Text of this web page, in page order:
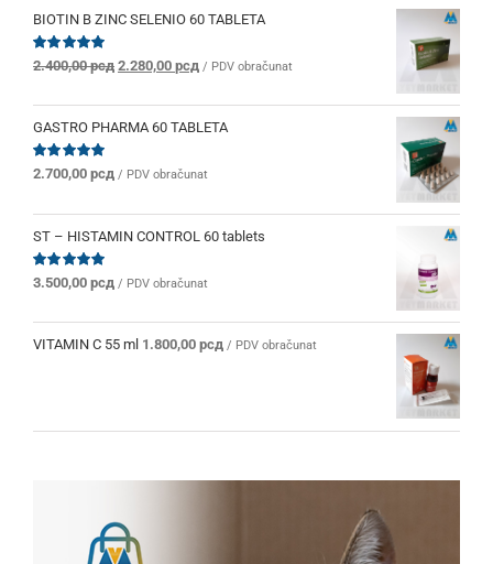
BIOTIN B ZINC SELENIO 60 TABLETA
Ocenjeno
od 5
2.400,00рсд Originalna
je
bila:
2.280,00 рсд Trenutna
je:
2.280,00 рсд.
/ PDV obračunat
GASTRO PHARMA 60 TABLETA
Ocenjeno
od 5
2.700,00 рсд / PDV obračunat
ST – HISTAMIN CONTROL 60 tablets
Ocenjeno
od 5
3.500,00 рсд / PDV obračunat
VITAMIN C 55 ml 1.800,00 рсд / PDV obračunat